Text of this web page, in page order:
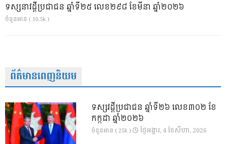
ទស្សនាវដ្ដីប្រជាជន ឆ្នាំទី២៥ លេខ២៩៨ ខែមីនា ឆ្នាំ២០២៦
ចំនួនអាន ( 10.5k )
ព័ត៌មានពេញនិយម
ទស្សវដ្តីប្រជាជន ឆ្នាំទី២៦ លេខ៣០២ ខែ
កក្កដា ឆ្នាំ២០២៦
ចំនួនអាន ( 25k ) ថ្ងៃ​អង្គារ, 4 ខែ​សីហា, 2026